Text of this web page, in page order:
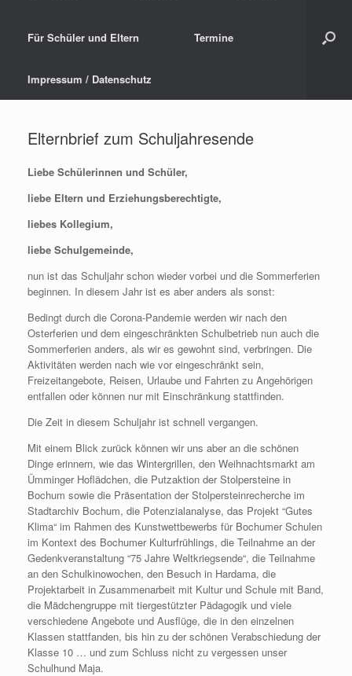
Für Schüler und Eltern Termine
Impressum / Datenschutz
Elternbrief zum Schuljahresende
Liebe Schülerinnen und Schüler,
liebe Eltern und Erziehungsberechtigte,
liebes Kollegium,
liebe Schulgemeinde,
nun ist das Schuljahr schon wieder vorbei und die Sommerferien
beginnen. In diesem Jahr ist es aber anders als sonst:
Bedingt durch die Corona-Pandemie werden wir nach den
Osterferien und dem eingeschränkten Schulbetrieb nun auch die
Sommerferien anders, als wir es gewohnt sind, verbringen. Die
Aktivitäten werden nach wie vor eingeschränkt sein,
Freizeitangebote, Reisen, Urlaube und Fahrten zu Angehörigen
entfallen oder können nur mit Einschränkung stattfinden.
Die Zeit in diesem Schuljahr ist schnell vergangen.
Mit einem Blick zurück können wir uns aber an die schönen
Dinge erinnern, wie das Wintergrillen, den Weihnachtsmarkt am
Ümminger Hoflädchen, die Putzaktion der Stolpersteine in
Bochum sowie die Präsentation der Stolpersteinrecherche im
Stadtarchiv Bochum, die Potenzialanalyse, das Projekt “Gutes
Klima“ im Rahmen des Kunstwettbewerbs für Bochumer Schulen
im Kontext des Bochumer Kulturfrühlings, die Teilnahme an der
Gedenkveranstaltung “75 Jahre Weltkriegsende“, die Teilnahme
an den Schulkinowochen, den Besuch in Hardama, die
Projektarbeit in Zusammenarbeit mit Kultur und Schule mit Band,
die Mädchengruppe mit tiergestützter Pädagogik und viele
verschiedene Angebote und Ausflüge, die in den einzelnen
Klassen stattfanden, bis hin zu der schönen Verabschiedung der
Klasse 10 … und zum Schluss nicht zu vergessen unser
Schulhund Maja.